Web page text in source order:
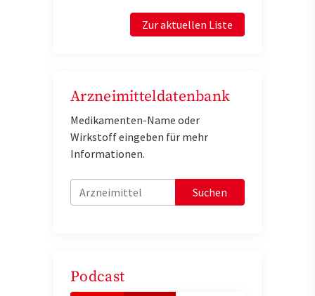
Zur aktuellen Liste
Arzneimitteldatenbank
Medikamenten-Name oder
Wirkstoff eingeben für mehr
Informationen.
Suchen
Podcast